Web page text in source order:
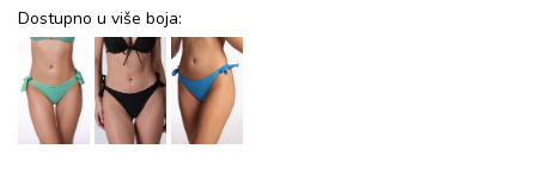
Dostupno u više boja: